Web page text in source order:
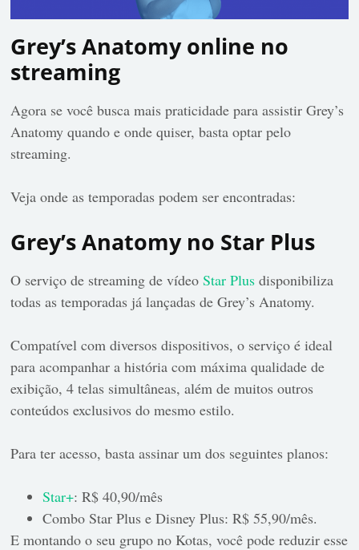
Grey’s Anatomy online no
streaming
Agora se você busca mais praticidade para assistir Grey’s
Anatomy quando e onde quiser, basta optar pelo
streaming.
Veja onde as temporadas podem ser encontradas:
Grey’s Anatomy no Star Plus
O serviço de streaming de vídeoStar Plus disponibiliza
todas as temporadas já lançadas de Grey’s Anatomy.
Compatível com diversos dispositivos, o serviço é ideal
para acompanhar a história com máxima qualidade de
exibição, 4 telas simultâneas, além de muitos outros
conteúdos exclusivos do mesmo estilo.
Para ter acesso, basta assinar um dos seguintes planos:
Star+: R$ 40,90/mês
Combo Star Plus e Disney Plus: R$ 55,90/mês.
E montando o seu grupo no Kotas, você pode reduzir esse